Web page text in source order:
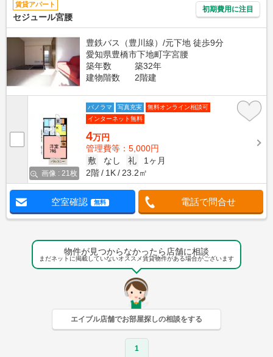
賃貸アパート
セジュール宮腰
初期費用に注目
豊鉄バス（豊川線）/元下地 徒歩9分
愛知県豊橋市下地町字宮腰
築年数
築32年
建物階数
2階建
画像 : 21枚
パノラマ 写真充実
無料オンライン相談可
インターネット無料
4万円
管理費等：5,000円
敷
なし 礼
1ヶ月
2階
1K 23.2㎡
空室確認 無料 電話で問合せ
物件が見つからなかったら店舗に相談
まだネットに掲載していないオススメ賃貸物件がある場合がございます
エイブル店舗でお部屋探しの相談をする
1